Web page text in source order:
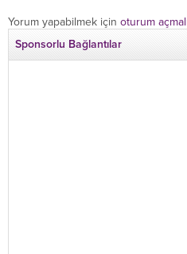
Yorum yapabilmek için oturum
Sponsorlu Bağlantılar